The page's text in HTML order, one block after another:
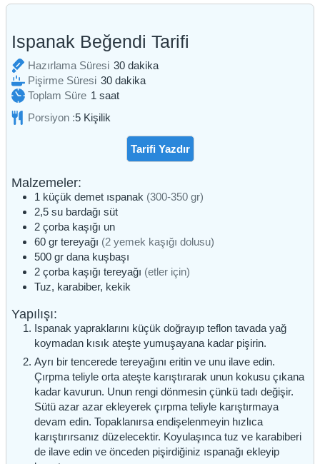
Ispanak Beğendi Tarifi
Hazırlama Süresi 30dakika
dakika
Pişirme Süresi 30dakika
dakika
Toplam Süre 1 saat
saat
Porsiyon :5 Kişilik
Tarifi Yazdır
Malzemeler:
1 küçük demet ıspanak (300-350 gr)
2,5 su bardağı süt
2 çorba kaşığı un
60 gr tereyağı (2 yemek kaşığı dolusu)
500 gr dana kuşbaşı
2 çorba kaşığı tereyağı (etler için)
Tuz, karabiber, kekik
Yapılışı:
Ispanak yapraklarını küçük doğrayıp teflon tavada yağ
koymadan kısık ateşte yumuşayana kadar pişirin.
Ayrı bir tencerede tereyağını eritin ve unu ilave edin.
Çırpma teliyle orta ateşte karıştırarak unun kokusu çıkana
kadar kavurun. Unun rengi dönmesin çünkü tadı değişir.
Sütü azar azar ekleyerek çırpma teliyle karıştırmaya
devam edin. Topaklanırsa endişelenmeyin hızlıca
karıştırırsanız düzelecektir. Koyulaşınca tuz ve karabiberi
de ilave edin ve önceden pişirdiğiniz ıspanağı ekleyip